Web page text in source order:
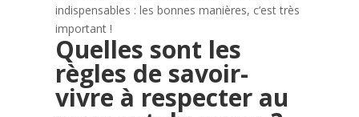
indispensables : les bonnes manières, c’est très
important !
Quelles sont les
règles de savoir-
vivre à respecter au